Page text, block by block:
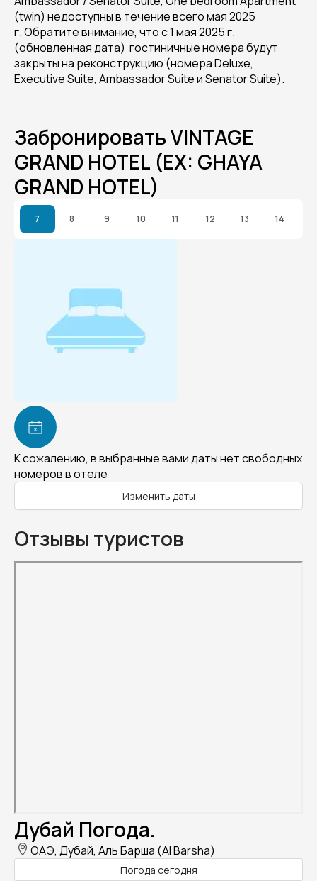
(twin) недоступны в течение всего мая 2025
г. Обратите внимание, что с 1 мая 2025 г.
(обновленная дата) гостиничные номера будут
закрыты на реконструкцию (номера Deluxe,
Executive Suite, Ambassador Suite и Senator Suite).
Забронировать VINTAGE
GRAND HOTEL (EX: GHAYA
GRAND HOTEL)
7 8 9 10 11 12 13 14
К сожалению, в выбранные вами даты нет свободных
номеров в отеле
Изменить даты
Отзывы туристов
Дубай Погода.
ОАЭ, Дубай, Аль Барша (Al Barsha)
Погода сегодня